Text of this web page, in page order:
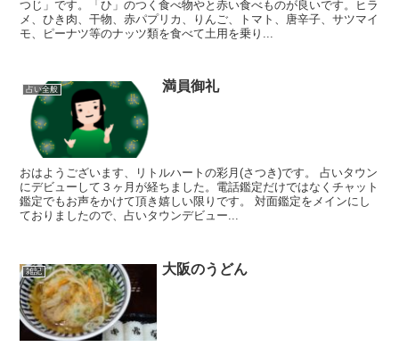
つじ」です。「ひ」のつく食べ物やと赤い食べものが良いです。ヒラ
メ、ひき肉、干物、赤パプリカ、りんご、トマト、唐辛子、サツマイ
モ、ピーナツ等のナッツ類を食べて土用を乗り...
占い全般 満員御礼
おはようございます、リトルハートの彩月(さつき)です。 占いタウン
にデビューして３ヶ月が経ちました。電話鑑定だけではなくチャット
鑑定でもお声をかけて頂き嬉しい限りです。 対面鑑定をメインにし
ておりましたので、占いタウンデビュー...
雑記 大阪のうどん